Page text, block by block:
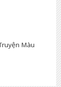
Màu